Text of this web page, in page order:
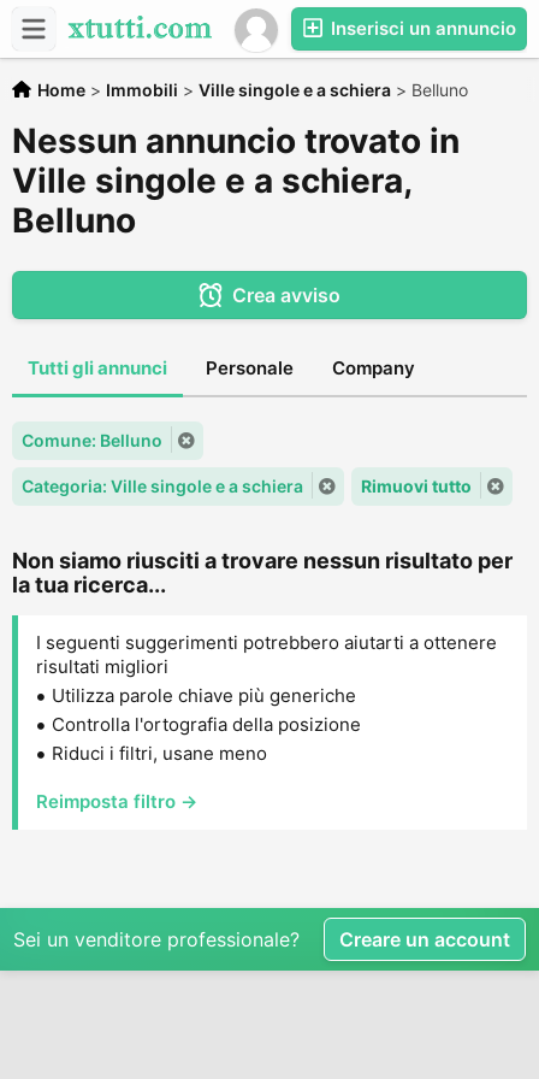
Inserisci un annuncio
Home > Immobili > Ville singole e a schiera > Belluno
Nessun annuncio trovato in
Ville singole e a schiera,
Belluno
Crea avviso
Tutti gli annunci Personale Company
Comune: Belluno
Categoria: Ville singole e a schiera Rimuovi tutto
Non siamo riusciti a trovare nessun risultato per
la tua ricerca...
I seguenti suggerimenti potrebbero aiutarti a ottenere
risultati migliori
Utilizza parole chiave più generiche
Controlla l'ortografia della posizione
Riduci i filtri, usane meno
Reimposta filtro →
Sei un venditore professionale? Creare un account